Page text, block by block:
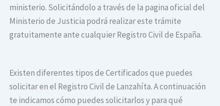
ministerio. Solicitándolo a través de la pagina oficial del
Ministerio de Justicia podrá realizar este trámite
gratuitamente ante cualquier Registro Civil de España.
Existen diferentes tipos de Certificados que puedes
solicitar en el Registro Civil de Lanzahíta. A continuación
te indicamos cómo puedes solicitarlos y para qué